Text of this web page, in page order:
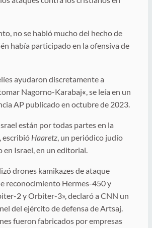
no se habló mucho del hecho de
había participado en la ofensiva de
ayudaron discretamente a
Nagorno-Karabaj« , se leía en un
AP publicado en octubre de 2023.
están por todas partes en la
escribió Haaretz, un periódico judío
en Israel, en un editorial.
drones kamikazes de ataque
reconocimiento Hermes-450 y
2 y Orbiter-3», declaró a CNN un
del ejército de defensa de Artsaj.
fueron fabricados por empresas